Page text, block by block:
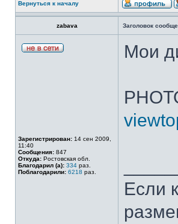
Вернуться к началу
zabava Заголовок
Зарегистрирован: 14 сен 2009,
11:40
Сообщения: 847
Откуда: Ростовская обл.
Благодарил (а): 334 раз.
Поблагодарили: 6218 раз.
Мои
Если